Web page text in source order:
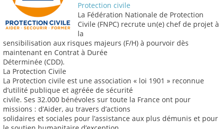
Protection civile
La Fédération Nationale de Protection
Civile (FNPC) recrute un(e) chef de projet à
la
sensibilisation aux risques majeurs (F/H) à pourvoir dès
maintenant en Contrat à Durée
Déterminée (CDD).
La Protection Civile
La Protection civile est une association « loi 1901 » reconnue
d’utilité publique et agréée de sécurité
civile. Ses 32.000 bénévoles sur toute la France ont pour
missions : d’Aider, au travers d’actions
solidaires et sociales pour l’assistance aux plus démunis et pour